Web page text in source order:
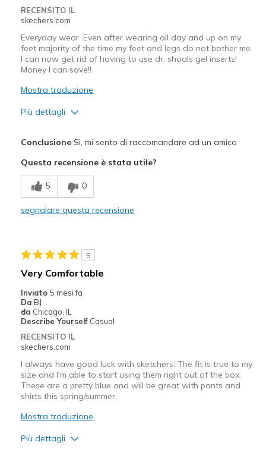
Width
Sizing
View On Shoes
Shoes are for Wearing
RECENSITO IL
skechers.com
Everyday wear. Even after wearing all day and up on my
feet majority of the time my feet and legs do not bother me.
I can now get rid of having to use dr. shoals gel inserts!
Money I can save!!
Mostra traduzione
Più dettagli
Breathe Well
Comfortable
View On Shoes
ConclusioneSì, mi sento di raccomandare ad un amico
Questa recensione è stata utile?
5 0
segnalare questa recensione
5
Very Comfortable
Inviato 5 mesi fa
Da BJ
da Chicago, IL
Describe Yourself Casual
RECENSITO IL
skechers.com
I always have good luck with sketchers. The fit is true to my
size and I'm able to start using them right out of the box.
These are a pretty blue and will be great with pants and
shirts this spring/summer.
Mostra traduzione
Più dettagli